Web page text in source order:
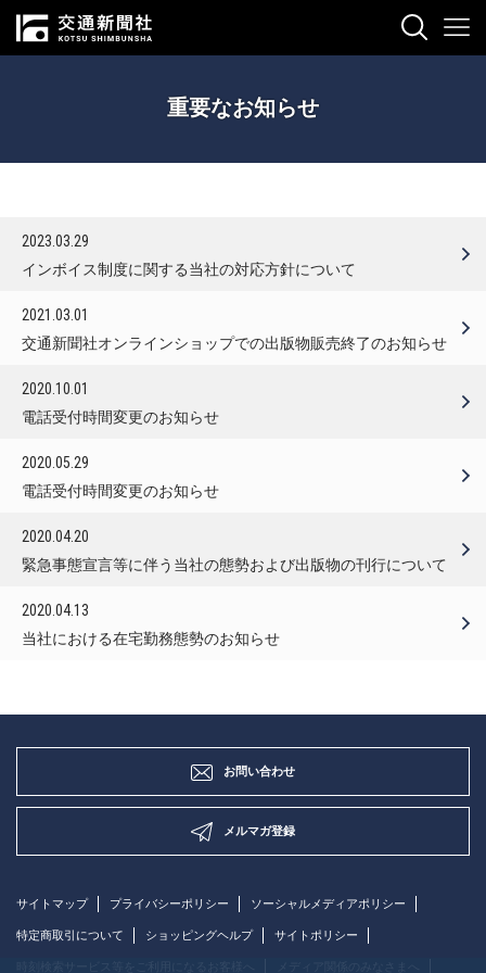
重要なお知らせ
2023.03.29
インボイス制度に関する当社の対応方針について
2021.03.01
交通新聞社オンラインショップでの出版物販売終了のお知らせ
2020.10.01
電話受付時間変更のお知らせ
2020.05.29
電話受付時間変更のお知らせ
2020.04.20
緊急事態宣言等に伴う当社の態勢および出版物の刊行について
2020.04.13
当社における在宅勤務態勢のお知らせ
お問い合わせ
メルマガ登録
サイトマップ プライバシーポリシー ソーシャルメディアポリシー
特定商取引について ショッピングヘルプ サイトポリシー